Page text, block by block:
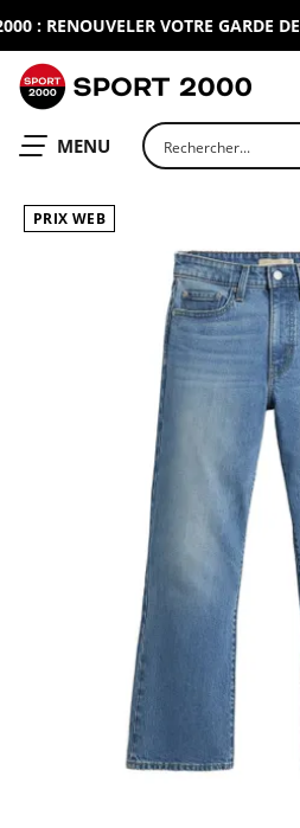
: RENOUVELER VOTRE GARDE
OUVRIR LE
MENU Rechercher un
PRIX WEB